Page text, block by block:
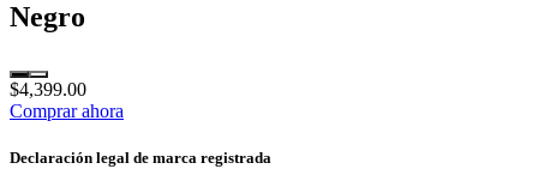
Negro
$4,399.00
Comprar ahora
Declaración legal de marca registrada